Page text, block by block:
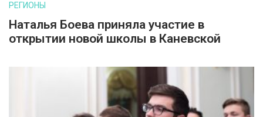
РЕГИОНЫ
Наталья Боева приняла участие в
открытии новой школы в Каневской